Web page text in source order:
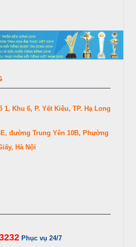
1, Khu 6, P. Yết Kiêu, TP. Hạ Long
đường Trung Yên 10B, Phường
Hà Nội
Phục vụ 24/7